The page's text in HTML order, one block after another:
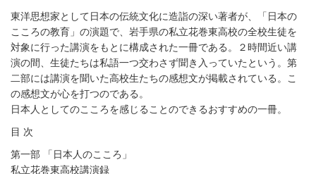
東洋思想家として日本の伝統文化に造詣の深い著者が、「日本の
こころの教育」の演題で、岩手県の私立花巻東高校の全校生徒を
対象に行った講演をもとに構成された一冊である。２時間近い講
演の間、生徒たちは私語一つ交わさず聞き入っていたという。第
二部には講演を聞いた高校生たちの感想文が掲載されている。こ
の感想文が心を打つのである。
日本人としてのこころを感じることのできるおすすめの一冊。
目 次
第一部 「日本人のこころ」
私立花巻東高校講演録